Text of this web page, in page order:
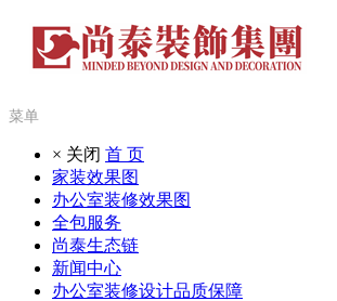
菜单
× 关闭 首 页
家装效果图
办公室装修效果图
全包服务
尚泰生态链
新闻中心
办公室装修设计品质保障